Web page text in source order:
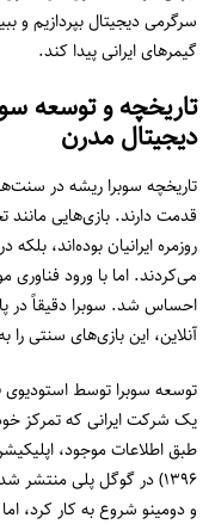
سرگرمی دیجیتال بپردازیم و
گیمرهای ایرانی پیدا کند.
تاریخچه و توسعه
دیجیتال مدرن
تاریخچه سوبرا ریشه در
قدمت دارند. بازی‌هایی
روزمره ایرانیان بوده‌اند،
می‌کردند. اما با ورود فناوری
احساس شد. سوبرا دقیقاً در
آنلاین، این بازی‌های سنتی را
یک شرکت ایرانی که تمرکز
۱۳۹۶) در گوگل پلی منتشر